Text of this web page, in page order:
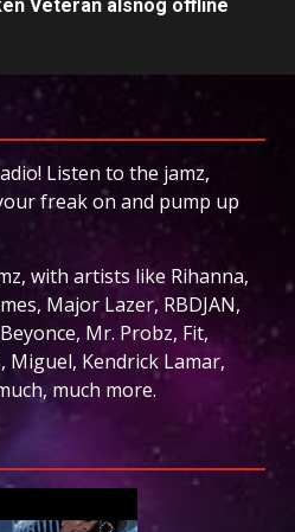
Veteran alsnog offline
Listen to the jamz,
freak on and pump up
with artists like Rihanna,
Major Lazer, RBDJAN,
Mr. Probz, Fit,
Miguel, Kendrick Lamar,
much more.